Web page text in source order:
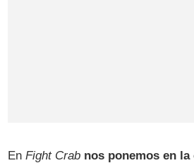
EnFight Crab nos ponemos en la